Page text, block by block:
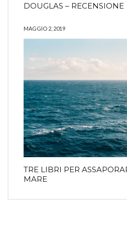
DOUGLAS – RECENSIONE
MAGGIO 2, 2019
TRE LIBRI PER
MARE